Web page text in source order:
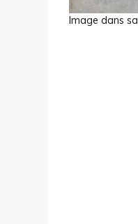
Image dans